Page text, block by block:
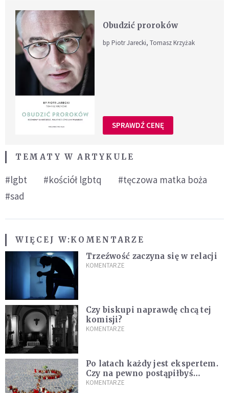
Obudzić proroków
bp Piotr Jarecki, Tomasz Krzyżak
SPRAWDŹ CENĘ
TEMATY W ARTYKULE
#lgbt #kościół lgbtq
#tęczowa matka boża
#sad
WIĘCEJ W:KOMENTARZE
Trzeźwość zaczyna się w relacji
KOMENTARZE
Czy biskupi naprawdę chcą tej
komisji?
KOMENTARZE
Po latach każdy jest ekspertem.
Czy na pewno postąpiłbyś
inaczej?
KOMENTARZE